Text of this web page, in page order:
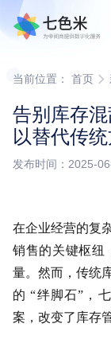
首页
产品
解决方案
下载
购买
渠道合作
当前位置： 首页
告别库存
以替代传统
发布时间：
在企业经营的复
销售的关键枢纽
量。然而，传统
的 “绊脚石”，
案，改变了库存